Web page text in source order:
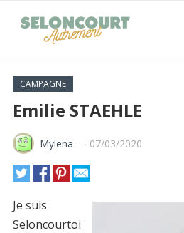
CAMPAGNE
Emilie STAEHLE
Mylena — 07/03/2020
Je suis
Seloncourtoi